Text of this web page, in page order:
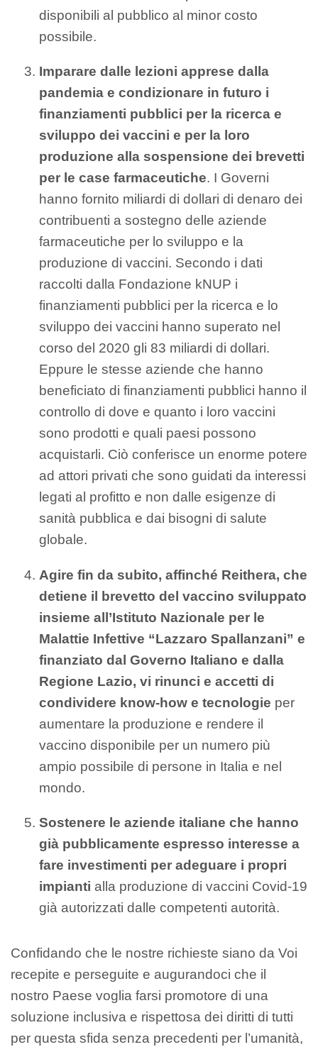
disponibili al pubblico al minor costo
possibile.
Imparare dalle lezioni apprese dalla
pandemia e condizionare in futuro i
finanziamenti pubblici per la ricerca e
sviluppo dei vaccini e per la loro
produzione alla sospensione dei brevetti
per le case farmaceutiche. I Governi
hanno fornito miliardi di dollari di denaro dei
contribuenti a sostegno delle aziende
farmaceutiche per lo sviluppo e la
produzione di vaccini. Secondo i dati
raccolti dalla Fondazione kNUP i
finanziamenti pubblici per la ricerca e lo
sviluppo dei vaccini hanno superato nel
corso del 2020 gli 83 miliardi di dollari.
Eppure le stesse aziende che hanno
beneficiato di finanziamenti pubblici hanno il
controllo di dove e quanto i loro vaccini
sono prodotti e quali paesi possono
acquistarli. Ciò conferisce un enorme potere
ad attori privati che sono guidati da interessi
legati al profitto e non dalle esigenze di
sanità pubblica e dai bisogni di salute
globale.
Agire fin da subito, affinché Reithera, che
detiene il brevetto del vaccino sviluppato
insieme all’Istituto Nazionale per le
Malattie Infettive “Lazzaro Spallanzani” e
finanziato dal Governo Italiano e dalla
Regione Lazio, vi rinunci e accetti di
condividere know-how e tecnologie per
aumentare la produzione e rendere il
vaccino disponibile per un numero più
ampio possibile di persone in Italia e nel
mondo.
Sostenere le aziende italiane che hanno
già pubblicamente espresso interesse a
fare investimenti per adeguare i propri
impianti alla produzione di vaccini Covid-19
già autorizzati dalle competenti autorità.
Confidando che le nostre richieste siano da Voi
recepite e perseguite e augurandoci che il
nostro Paese voglia farsi promotore di una
soluzione inclusiva e rispettosa dei diritti di tutti
per questa sfida senza precedenti per l’umanità,